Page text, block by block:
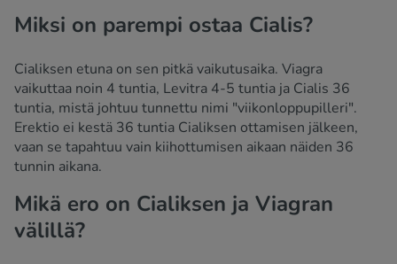
Miksi on parempi ostaa Cialis?
Cialiksen etuna on sen pitkä vaikutusaika. Viagra
vaikuttaa noin 4 tuntia, Levitra 4-5 tuntia ja Cialis 36
tuntia, mistä johtuu tunnettu nimi "viikonloppupilleri".
Erektio ei kestä 36 tuntia Cialiksen ottamisen jälkeen,
vaan se tapahtuu vain kiihottumisen aikaan näiden 36
tunnin aikana.
Mikä ero on Cialiksen ja Viagran
välillä?